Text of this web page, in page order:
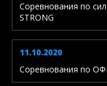
Соревнования по
STRONG
11.10.2020
Соревнования по